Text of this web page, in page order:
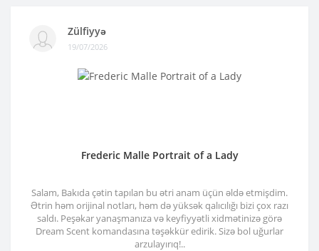
Zülfiyyə
19/07/2026
Frederic Malle Portrait of a Lady
Salam, Bakıda çətin tapılan bu ətri anam üçün əldə etmişdim.
Ətrin həm orijinal notları, həm də yüksək qalıcılığı bizi çox razı
saldı. Peşəkar yanaşmanıza və keyfiyyətli xidmətinizə görə
Dream Scent komandasına təşəkkür edirik. Sizə bol uğurlar
arzulayırıq!..